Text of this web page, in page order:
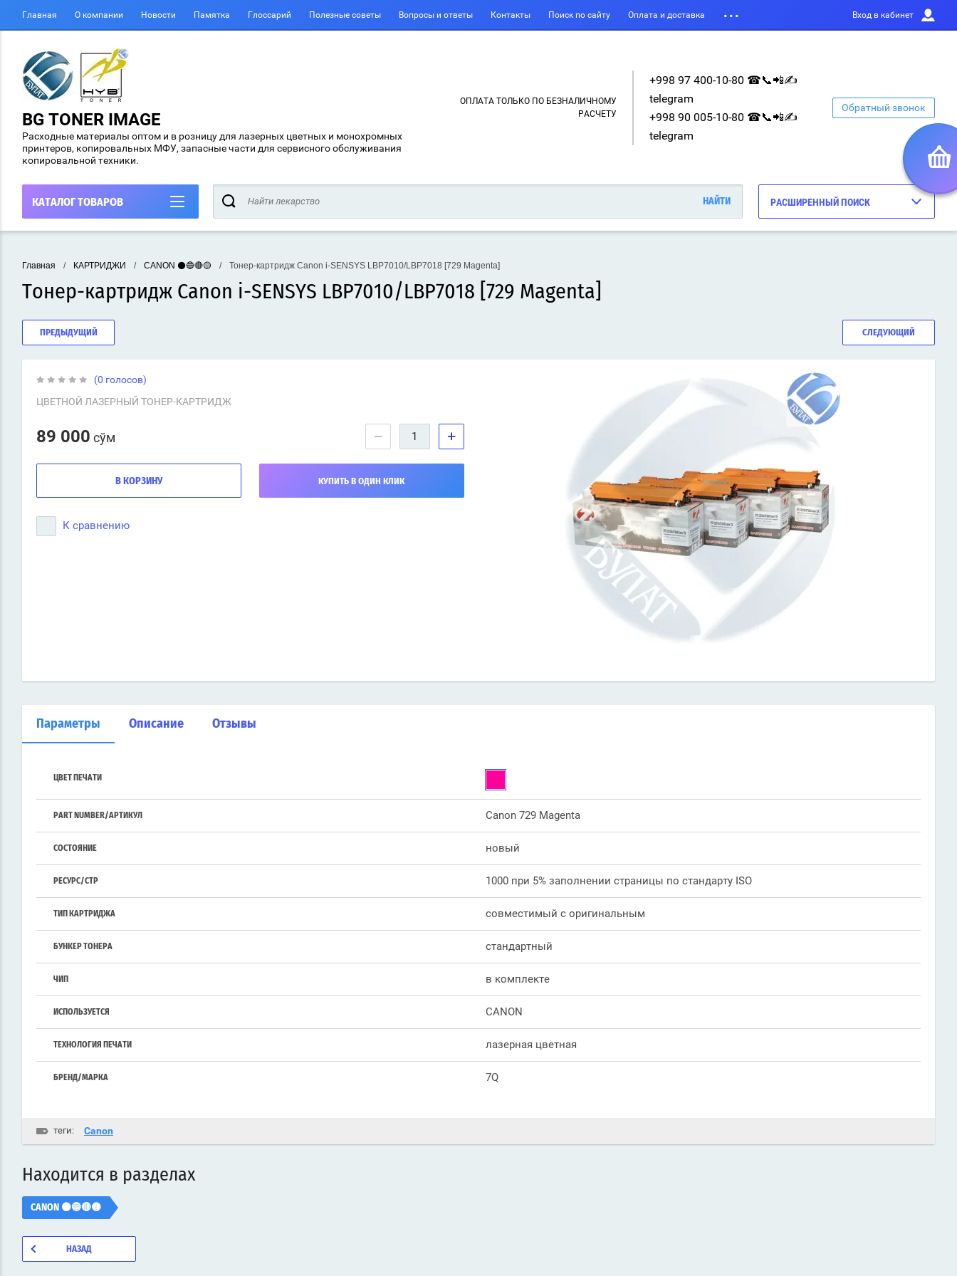
Главная О компании Новости Памятка Глоссарий Полезные советы Вопросы и ответы Контакты Поиск по сайту Оплата и доставка Вход в кабинет
BG TONER IMAGE
Расходные материалы оптом и в розницу для лазерных цветных и монохромных
принтеров, копировальных МФУ, запасные части для сервисного обслуживания
копировальной техники.
ОПЛАТА ТОЛЬКО ПО БЕЗНАЛИЧНОМУ
РАСЧЕТУ
+998 97 400-10-80 ☎📞📲✍
telegram
+998 90 005-10-80 ☎📞📲✍
telegram
Обратный звонок
КАТАЛОГ ТОВАРОВ РАСШИРЕННЫЙ ПОИСК
Главная / КАРТРИДЖИ / CANON ⚫🔵🔴🟡 / Тонер-картридж Canon i-SENSYS LBP7010/LBP7018 [729 Magenta]
Тонер-картридж Canon i-SENSYS LBP7010/LBP7018 [729 Magenta]
ПРЕДЫДУЩИЙ СЛЕДУЮЩИЙ
(0 голосов)
ЦВЕТНОЙ ЛАЗЕРНЫЙ ТОНЕР-КАРТРИДЖ
89 000 сўм − +
В КОРЗИНУ КУПИТЬ В ОДИН КЛИК
К сравнению
Параметры Описание Отзывы
ЦВЕТ ПЕЧАТИ
PART NUMBER/АРТИКУЛ Canon 729 Magenta
СОСТОЯНИЕ новый
РЕСУРС/СТР 1000 при 5% заполнении страницы по стандарту ISO
ТИП КАРТРИДЖА совместимый с оригинальным
БУНКЕР ТОНЕРА стандартный
ЧИП в комплекте
ИСПОЛЬЗУЕТСЯ CANON
ТЕХНОЛОГИЯ ПЕЧАТИ лазерная цветная
БРЕНД/МАРКА 7Q
теги: Canon
Находится в разделах
CANON ⚫🔵🔴🟡
НАЗАД